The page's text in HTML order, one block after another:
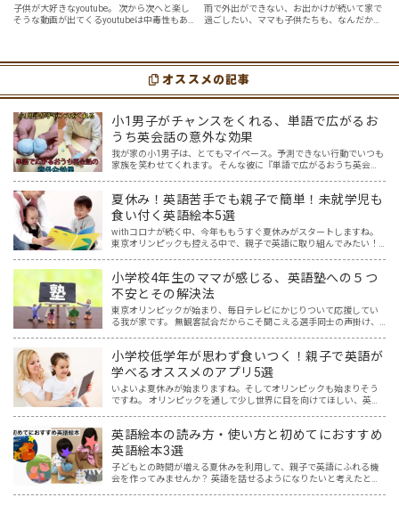
好んで見るyoutube英語動画５
選
子供が大好きなyoutube。 次から次へと楽し
そうな動画が出てくるyoutubeは中毒性もあ
youtubeやゲーム、アプリだ…
ガを楽しめる「youtube動画」
７選
雨で外出ができない、お出かけが続いて家で
過ごしたい、ママも子供たちも、なんだか疲
スメの「youtube動画」を紹介します…
オススメの記事
小1男子がチャンスをくれる、単語で広がるお
うち英会話の意外な効果
我が家の小1男子は、とてもマイペース。予測できない行動でいつも
家族を笑わせてくれます。 そんな彼に『単語で広がるおうち英会
夏休み！英語苦手でも親子で簡単！未就学児も
食い付く英語絵本5選
withコロナが続く中、今年ももうすぐ夏休みがスタートしますね。
東京オリンピックも控える中で、親子で英語に取り組んでみたい！
小学校4年生のママが感じる、英語塾への５つ
不安とその解決法
東京オリンピックが始まり、毎日テレビにかじりついて応援してい
る我が家です。 無観客試合だからこそ聞こえる選手同士の声掛け、
小学校低学年が思わず食いつく！親子で英語が
学べるオススメのアプリ5選
いよいよ夏休みが始まりますね。そしてオリンピックも始まりそう
ですね。 オリンピックを通して少し世界に目を向けてほしい、英語
英語絵本の読み方・使い方と初めてにおすすめ
英語絵本3選
子どもとの時間が増える夏休みを利用して、親子で英語にふれる機
会を作ってみませんか？ 英語を話せるようになりたいと考えたと